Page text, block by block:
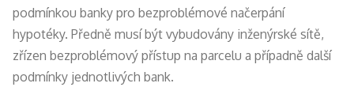
podmínkou banky pro bezproblémové načerpání
hypotéky. Předně musí být vybudovány inženýrské sítě,
zřízen bezproblémový přístup na parcelu a případně další
podmínky jednotlivých bank.